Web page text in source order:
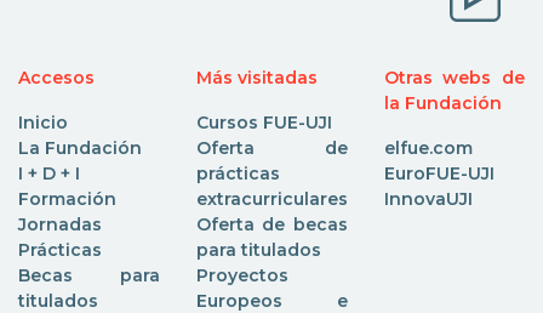
Accesos
Inicio
La Fundación
I + D + I
Formación
Jornadas
Prácticas
Becas para
titulados
Más visitadas
Cursos FUE-UJI
Oferta de
prácticas
extracurriculares
Oferta de becas
para titulados
Proyectos
Europeos e
Otras webs de
la Fundación
elfue.com
EuroFUE-UJI
InnovaUJI